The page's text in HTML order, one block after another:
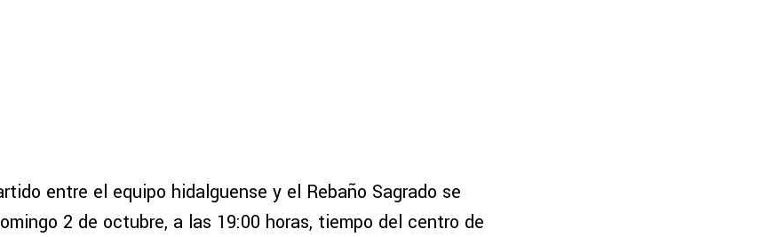
entre el equipo hidalguense y el Rebaño Sagrado se
2 de octubre, a las 19:00 horas, tiempo del centro de